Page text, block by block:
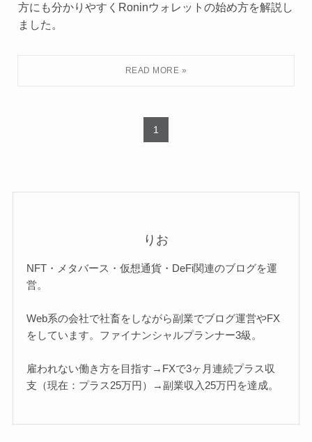
方にも分かりやすくRoninウォレットの始め方を解説し
ました。
1
りお
NFT・メタバース・仮想通貨・DeFi関連のブログを運
営。
Web系の会社で社畜をしながら副業でブログ運営やFX
をしています。ファイナンシャルプランナー3級。
雇われない働き方を目指す→FXで3ヶ月連続プラス収
支（現在：プラス25万円）→副業収入25万円を達成。